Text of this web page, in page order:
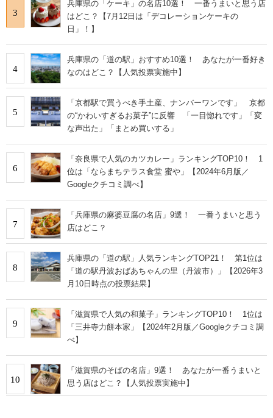
3
兵庫県の「ケーキ」の名店10選！ 一番うまいと思う店
はどこ？【7月12日は「デコレーションケーキの
日」！】
4
兵庫県の「道の駅」おすすめ10選！ あなたが一番好き
なのはどこ？【人気投票実施中】
5
「京都駅で買うべき手土産、ナンバーワンです」 京都
の“かわいすぎるお菓子”に反響 「一目惚れです」「変
な声出た」「まとめ買いする」
6
「奈良県で人気のカツカレー」ランキングTOP10！ 1
位は「ならまちテラス食堂 蜜や」【2024年6月版／
Googleクチコミ調べ】
7
「兵庫県の麻婆豆腐の名店」9選！ 一番うまいと思う
店はどこ？
8
兵庫県の「道の駅」人気ランキングTOP21！ 第1位は
「道の駅丹波おばあちゃんの里（丹波市）」【2026年3
月10日時点の投票結果】
9
「滋賀県で人気の和菓子」ランキングTOP10！ 1位は
「三井寺力餅本家」【2024年2月版／Googleクチコミ調
べ】
10
「滋賀県のそばの名店」9選！ あなたが一番うまいと
思う店はどこ？【人気投票実施中】